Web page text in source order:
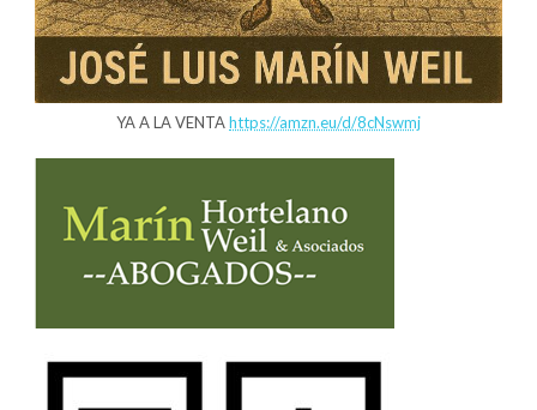
YA A LA VENTAhttps://amzn.eu/d/8cNswmj